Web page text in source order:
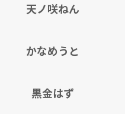
天ノ咲ねん
かなめうと
黒金はず